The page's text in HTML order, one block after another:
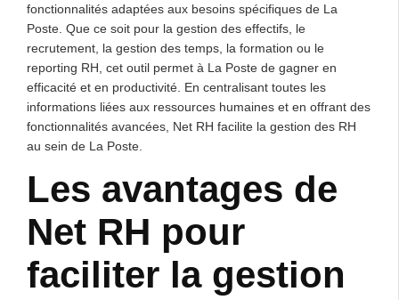
fonctionnalités adaptées aux besoins spécifiques de La
Poste. Que ce soit pour la gestion des effectifs, le
recrutement, la gestion des temps, la formation ou le
reporting RH, cet outil permet à La Poste de gagner en
efficacité et en productivité. En centralisant toutes les
informations liées aux ressources humaines et en offrant des
fonctionnalités avancées, Net RH facilite la gestion des RH
au sein de La Poste.
Les avantages de
Net RH pour
faciliter la gestion